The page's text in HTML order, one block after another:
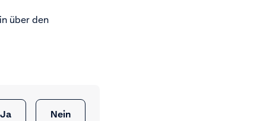
über den
Ja Nein